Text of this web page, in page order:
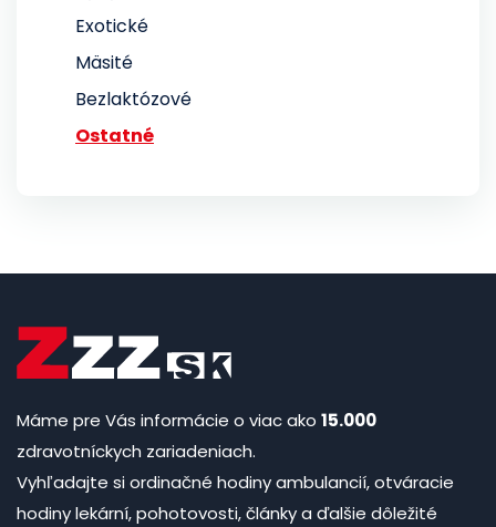
Exotické
Mäsité
Bezlaktózové
Ostatné
Máme pre Vás informácie o viac ako 15.000
zdravotníckych zariadeniach.
Vyhľadajte si ordinačné hodiny ambulancií, otváracie
hodiny lekární, pohotovosti, články a ďalšie dôležité